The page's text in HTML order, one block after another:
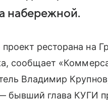
набережной.
ресторана на
сообщает
Владимир
бывший глава КУГИ